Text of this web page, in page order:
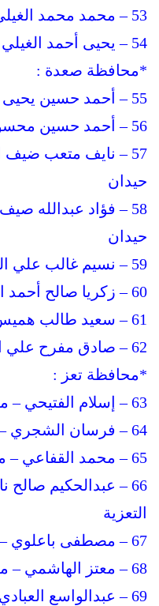
53 – محمد محمد الغيلي
54 – يحيى أحمد الغيلي
*محافظة صعدة :
55 – أحمد حسين يحيى الحمزي – مديرية سحار
56 – أحمد حسين محسون الغبيري – مديرية سحار
57 – نايف متعب ضيف
حيدان
58 – فؤاد عبدالله
حيدان
59 – نسيم غالب علي الزبيري – مديرية حيدان
60 – زكريا صالح أحمد الطويري
61 – سعيد طالب هميس الشرفي
62 – صادق مفرح علي الزبيري
*محافظة تعز :
63 – إسلام الفتيحي – مديرية التعزية
64 – فرسان الشجري – مديرية التعزية
65 – محمد القفاعي – مديرية التعزية
66 – عبدالحكيم
التعزية
67 – مصطفى باعلوي – مديرية ماوية
68 – معتز الهاشمي – مديرية ماوية
69 – عبدالواسع العبادي – مديرية ماوية